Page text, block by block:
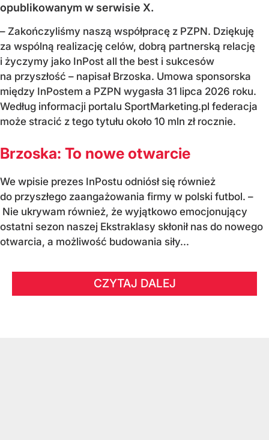
opublikowanym w serwisie X.
– Zakończyliśmy naszą współpracę z PZPN. Dziękuję
za wspólną realizację celów, dobrą partnerską relację
i życzymy jako InPost all the best i sukcesów
na przyszłość – napisał Brzoska. Umowa sponsorska
między InPostem a PZPN wygasła 31 lipca 2026 roku.
Według informacji portalu SportMarketing.pl federacja
może stracić z tego tytułu około 10 mln zł rocznie.
Brzoska: To nowe otwarcie
We wpisie prezes InPostu odniósł się również
do przyszłego zaangażowania firmy w polski futbol. –
Nie ukrywam również, że wyjątkowo emocjonujący
ostatni sezon naszej Ekstraklasy skłonił nas do nowego
otwarcia, a możliwość budowania siły...
CZYTAJ DALEJ